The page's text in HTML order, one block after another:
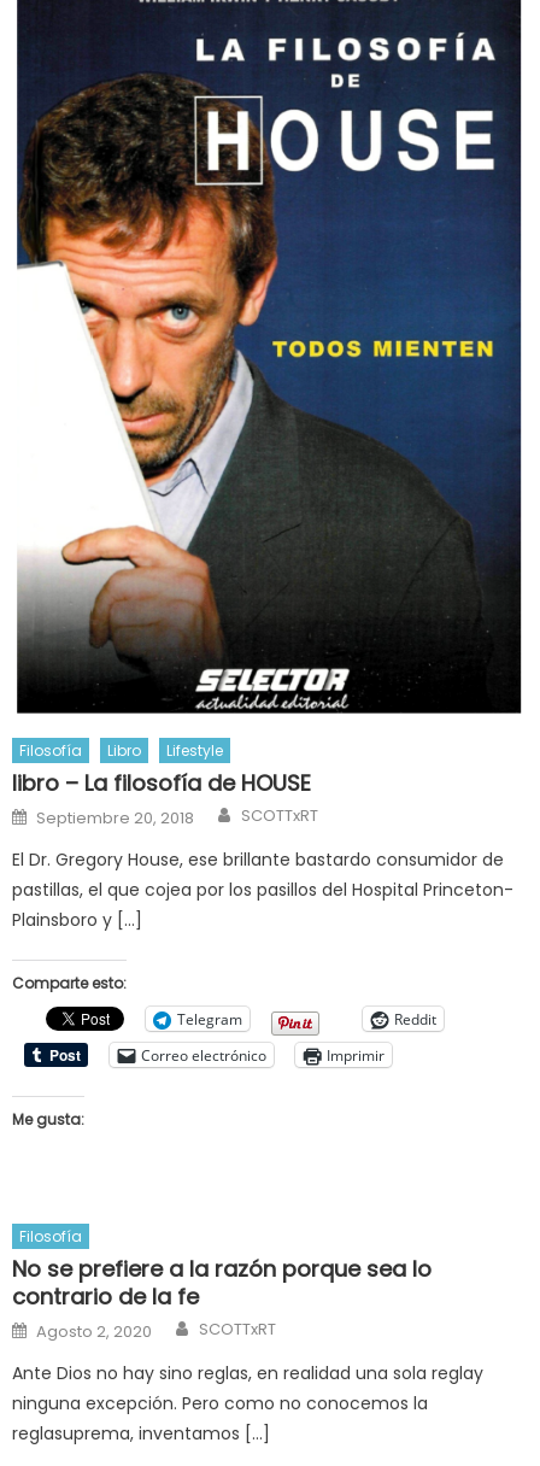
Filosofía Libro Lifestyle
libro – La filosofía de HOUSE
Posted
on
Septiembre 20, 2018 Author
SCOTTxRT
El Dr. Gregory House, ese brillante bastardo consumidor de
pastillas, el que cojea por los pasillos del Hospital Princeton-
Plainsboro y […]
Comparte esto:
Telegram
Reddit
Correo electrónico
Imprimir
Me gusta:
Filosofía
No se prefiere a la razón porque sea lo
contrario de la fe
Posted
on
Agosto 2, 2020 Author
SCOTTxRT
Ante Dios no hay sino reglas, en realidad una sola reglay
ninguna excepción. Pero como no conocemos la
reglasuprema, inventamos […]